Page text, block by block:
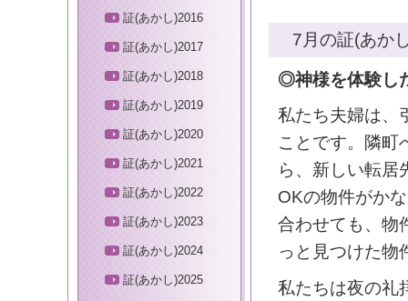
7月の証(あか
◎神様を体験し
私たち夫婦は、
ことです。隣町
ら、新しい転居
OKの物件がか
合わせても、物
っと見つけた物
私たちは夜の礼
証(あかし)2016
証(あかし)2017
証(あかし)2018
証(あかし)2019
証(あかし)2020
証(あかし)2021
証(あかし)2022
証(あかし)2023
証(あかし)2024
証(あかし)2025